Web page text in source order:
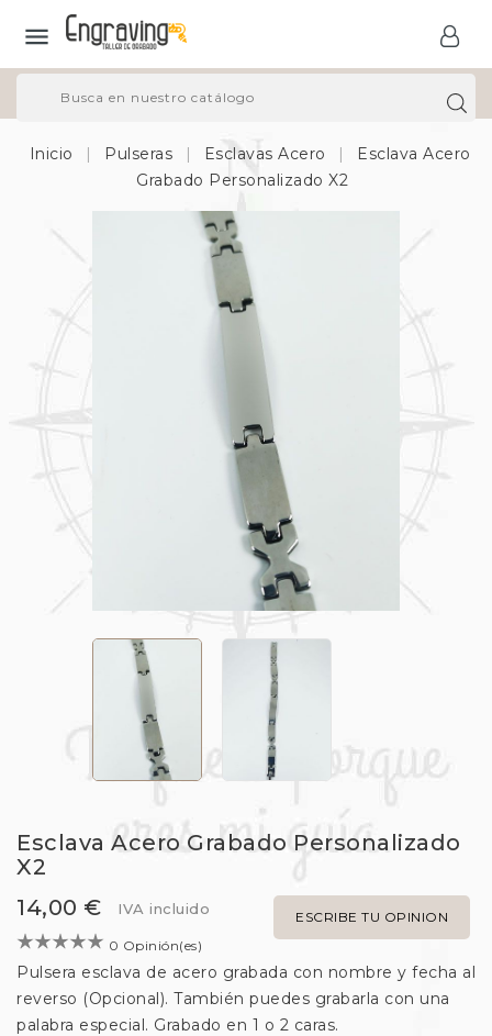

Inicio Pulseras Esclavas Acero
Esclava Acero
Grabado Personalizado X2
Esclava Acero Grabado Personalizado
X2
14,00 €
ESCRIBE TU OPINION
IVA incluido
0 Opinión(es)
Pulsera esclava de acero grabada con nombre y fecha al
reverso (Opcional). También puedes grabarla con una
palabra especial. Grabado en 1 o 2 caras.